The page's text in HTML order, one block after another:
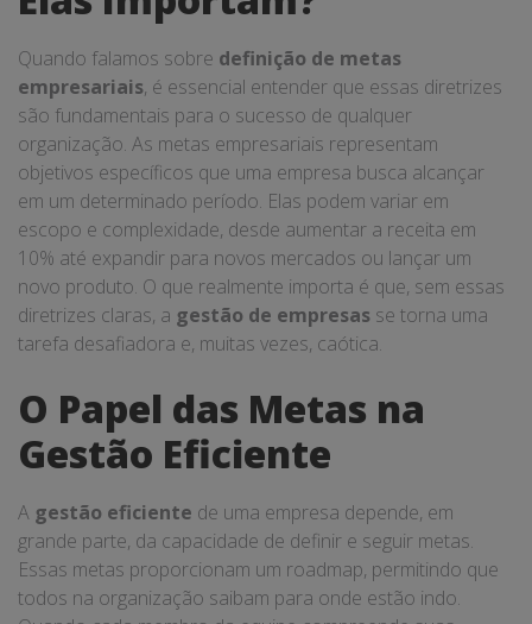
Quando falamos sobre definição de metas
empresariais, é essencial entender que essas diretrizes
são fundamentais para o sucesso de qualquer
organização. As metas empresariais representam
objetivos específicos que uma empresa busca alcançar
em um determinado período. Elas podem variar em
escopo e complexidade, desde aumentar a receita em
10% até expandir para novos mercados ou lançar um
novo produto. O que realmente importa é que, sem essas
diretrizes claras, a gestão de empresas se torna uma
tarefa desafiadora e, muitas vezes, caótica.
O Papel das Metas na
Gestão Eficiente
A gestão eficiente de uma empresa depende, em
grande parte, da capacidade de definir e seguir metas.
Essas metas proporcionam um roadmap, permitindo que
todos na organização saibam para onde estão indo.